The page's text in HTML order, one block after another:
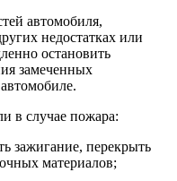
автомобиля,
недостатках или
остановить
замеченных
в случае пожара:
зажигание, перекрыть
материалов;